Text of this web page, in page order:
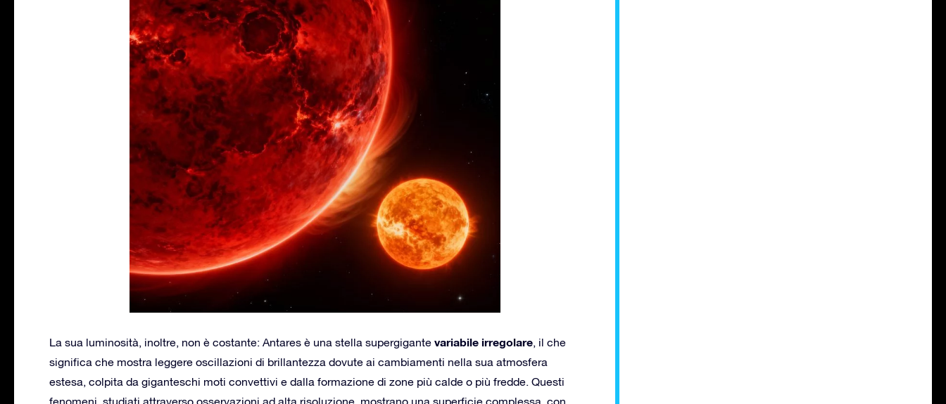
La sua luminosità, inoltre, non è costante: Antares è una stella supergigante variabile irregolare, il che
significa che mostra leggere oscillazioni di brillantezza dovute ai cambiamenti nella sua atmosfera
estesa, colpita da giganteschi moti convettivi e dalla formazione di zone più calde o più fredde. Questi
fenomeni, studiati attraverso osservazioni ad alta risoluzione, mostrano una superficie complessa, con